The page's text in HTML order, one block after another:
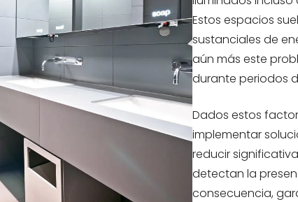
Estos espacios
sustanciales de
aún más este
durante periodos
Dados estos
implementar
reducir
detectan la
consecuencia,